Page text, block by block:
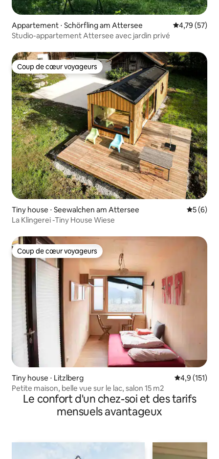
Appartement ⋅ Schörfling am Attersee Évaluation
4,79 (57)
Studio-appartement Attersee avec jardin privé
Coup de cœur voyageurs
Coup de cœur voyageurs
Tiny house ⋅ Seewalchen am Attersee
5 (6)
La Klingerei -Tiny House Wiese
Coup de cœur voyageurs
Coup de cœur voyageurs
Tiny house ⋅ Litzlberg Évaluation
4,9 (151)
Petite maison, belle vue sur le lac, salon 15 m2
Le confort d'un chez-soi et des tarifs
mensuels avantageux